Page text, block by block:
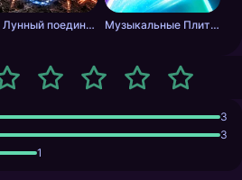
ХО: Лунный поединок Музыкальные Плитки: Ритм Пушистика
3
3
1